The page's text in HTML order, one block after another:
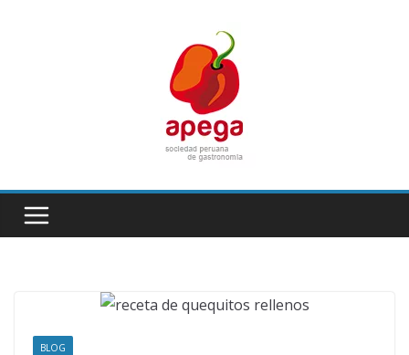
BLOG